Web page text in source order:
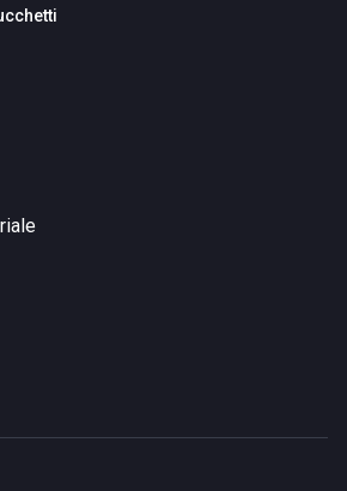
Per chi preferisce arrivare a
privato, l'indirizzo da